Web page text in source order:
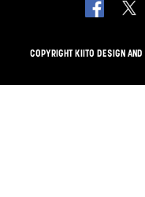
COPYRIGHT KIITO DESIGN